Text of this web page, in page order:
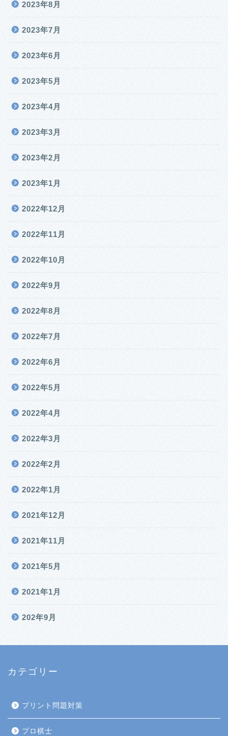
2023年8月
2023年7月
2023年6月
2023年5月
2023年4月
2023年3月
2023年2月
2023年1月
2022年12月
2022年11月
2022年10月
2022年9月
2022年8月
2022年7月
2022年6月
2022年5月
2022年4月
2022年3月
2022年2月
2022年1月
2021年12月
2021年11月
2021年5月
2021年1月
202年9月
カテゴリー
プリント問題対策
プロ棋士